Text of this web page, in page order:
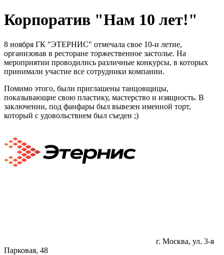
Корпоратив "Нам 10 лет!"
8 ноября ГК "ЭТЕРНИС" отмечала свое 10-и летие,
организовав в ресторане торжественное застолье. На
мероприятии проводились различные конкурсы, в которых
принимали участие все сотрудники компании.
Помимо этого, были приглашены танцовщицы,
показывающие свою пластику, мастерство и изящность. В
заключении, под фанфары был вывезен именной торт,
который с удовольствием был съеден ;)
г. Москва, ул. 3-я
Парковая, 48